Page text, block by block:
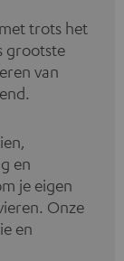
trots het
grootste
van
en
je eigen
Onze
en